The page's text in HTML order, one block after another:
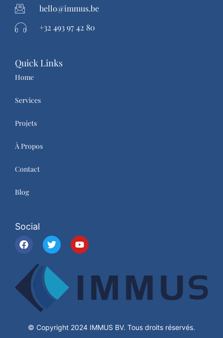
hello@immus.be
+32 493 97 42 80
Quick Links
Home
Services
Projets
À Propos
Contact
Blog
Social
© Copyright 2024 IMMUS BV. Tous droits réservés.